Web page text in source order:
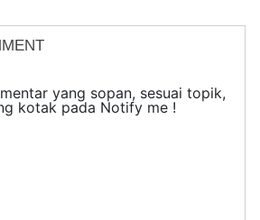
yang sopan, sesuai topik,
kotak pada Notify me !